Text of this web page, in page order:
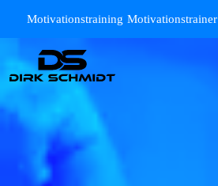
Motivationstraining Motivationstrainer